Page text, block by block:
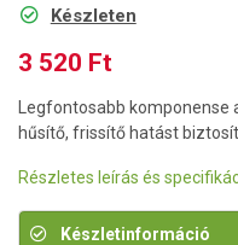
Készleten
3 520 Ft
Legfontosabb
hűsítő, frissítő hatást
Részletes leírás és
Készletinformáció